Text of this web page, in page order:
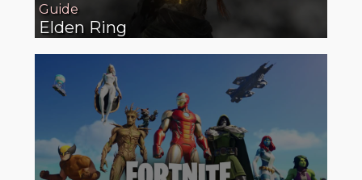
Guide
Elden Ring